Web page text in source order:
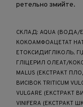
ретельно змийте.
СКЛАД: AQUA (ВОДА/
КОКОАМФОАЦЕТАТ
ЕТОКСИДИГЛІКОЛЬ,
ГЛІЦЕРИЛ ОЛЕАТ/
MALUS (ЕКСТРАКТ
ВИСІВОК TRITICUM
VULGARE (ЕКСТРАКТ
VINIFERA (ЕКСТРАКТ